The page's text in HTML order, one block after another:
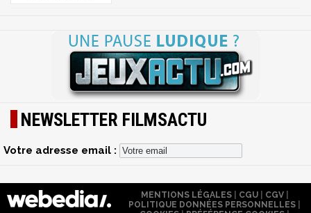
NEWSLETTER FILMSACTU
Votre adresse email :
MENTIONS LÉGALES| CGU| CGV|
POLITIQUE DONNÉES PERSONNELLES